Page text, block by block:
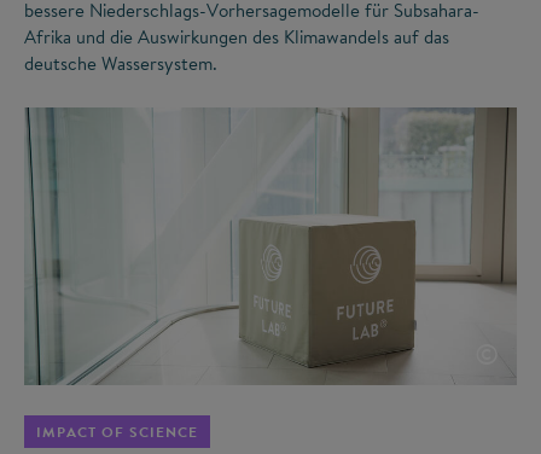
bessere Niederschlags-Vorhersagemodelle für Subsahara-
Afrika und die Auswirkungen des Klimawandels auf das
deutsche Wassersystem.
IMPACT OF SCIENCE